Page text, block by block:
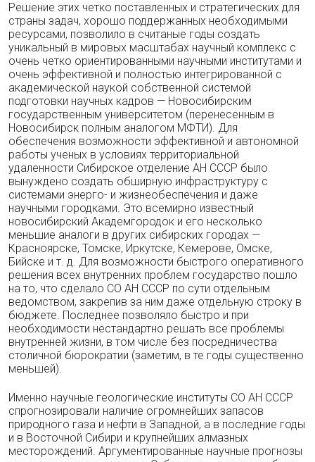
Решение этих четко поставленных и стратегических для
страны задач, хорошо поддержанных необходимыми
ресурсами, позволило в считаные годы создать
уникальный в мировых масштабах научный комплекс с
очень четко ориентированными научными институтами и
очень эффективной и полностью интегрированной с
академической наукой собственной системой
подготовки научных кадров — Новосибирским
государственным университетом (перенесенным в
Новосибирск полным аналогом МФТИ). Для
обеспечения возможности эффективной и автономной
работы ученых в условиях территориальной
удаленности Сибирское отделение АН СССР было
вынуждено создать обширную инфраструктуру с
системами энерго- и жизнеобеспечения и даже
научными городками. Это всемирно известный
новосибирский Академгородок и его несколько
меньшие аналоги в других сибирских городах —
Красноярске, Томске, Иркутске, Кемерове, Омске,
Бийске и т. д. Для возможности быстрого оперативного
решения всех внутренних проблем государство пошло
на то, что сделало СО АН СССР по сути отдельным
ведомством, закрепив за ним даже отдельную строку в
бюджете. Последнее позволяло быстро и при
необходимости нестандартно решать все проблемы
внутренней жизни, в том числе без посредничества
столичной бюрократии (заметим, в те годы существенно
меньшей).
Именно научные геологические институты СО АН СССР
спрогнозировали наличие огромнейших запасов
природного газа и нефти в Западной, а в последние годы
и в Восточной Сибири и крупнейших алмазных
месторождений. Аргументированные научные прогнозы